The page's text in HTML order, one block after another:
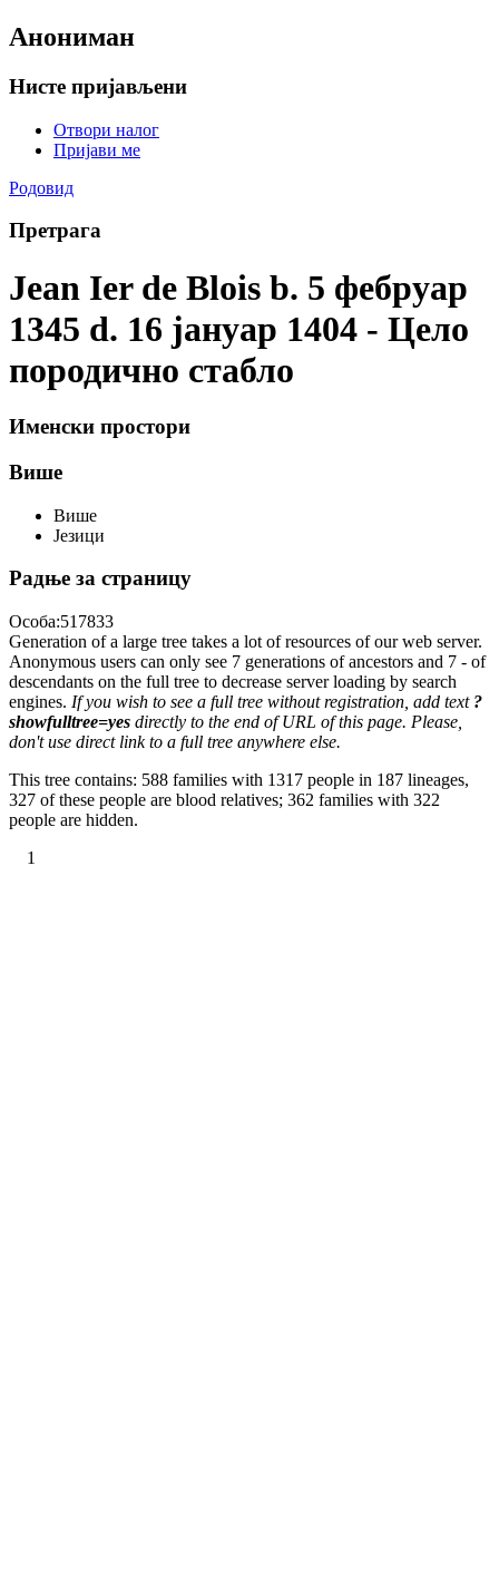
Анониман
Нисте пријављени
Отвори налог
Пријави ме
Родовид
Претрага
Jean Ier de Blois b. 5 фебруар
1345 d. 16 јануар 1404 - Цело
породично стабло
Именски простори
Више
Више
Језици
Радње за страницу
Особа:517833
Generation of a large tree takes a lot of resources of our web server.
Anonymous users can only see 7 generations of ancestors and 7 - of
descendants on the full tree to decrease server loading by search
engines. If you wish to see a full tree without registration, add text ?
showfulltree=yes directly to the end of URL of this page. Please,
don't use direct link to a full tree anywhere else.
This tree contains: 588 families with 1317 people in 187 lineages,
327 of these people are blood relatives; 362 families with 322
people are hidden.
1